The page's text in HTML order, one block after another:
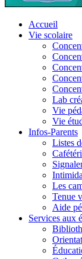
Accueil
Vie scolaire
Lab
Vie
Vie
Infos-Parents
Listes
Les
Tenue
Aide
Services aux